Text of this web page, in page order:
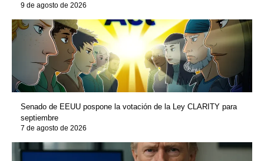
9 de agosto de 2026
Senado de EEUU pospone la votación de la Ley CLARITY para
septiembre
7 de agosto de 2026